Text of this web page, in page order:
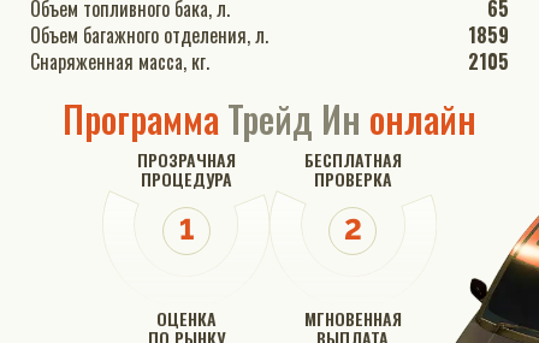
Объем топливного бака, л.
65
Объем багажного отделения, л.
1859
Снаряженная масса, кг.
2105
ПрограммаТрейд Ин онлайн
ПРОЗРАЧНАЯ
ПРОЦЕДУРА
БЕСПЛАТНАЯ
ПРОВЕРКА
ОЦЕНКА
ПО РЫНКУ
МГНОВЕННАЯ
ВЫПЛАТА